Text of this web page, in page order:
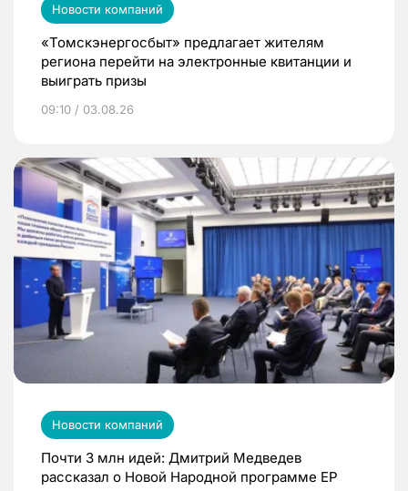
Новости компаний
«Томскэнергосбыт» предлагает жителям
региона перейти на электронные квитанции и
выиграть призы
09:10 / 03.08.26
Новости компаний
Почти 3 млн идей: Дмитрий Медведев
рассказал о Новой Народной программе ЕР